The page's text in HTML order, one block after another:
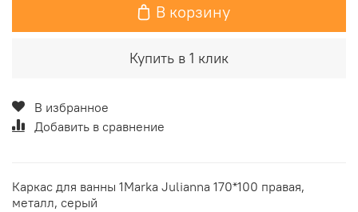
В корзину
Купить в 1 клик
В избранное
Добавить в сравнение
Каркас для ванны 1Marka Julianna 170*100 правая,
металл, серый